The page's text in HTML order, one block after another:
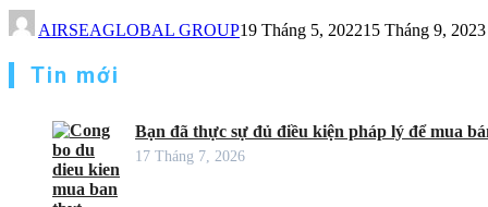
AIRSEAGLOBAL GROUP19 Tháng 5, 202215 Tháng 9, 2023
Tin mới
Bạn đã thực sự đủ điều kiện pháp lý để mua
17 Tháng 7, 2026